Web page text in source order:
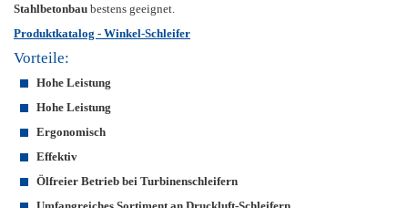
Stahlbetonbau bestens geeignet.
Produktkatalog - Winkel-Schleifer
Vorteile:
Hohe Leistung
Hohe Leistung
Ergonomisch
Effektiv
Ölfreier Betrieb bei Turbinenschleifern